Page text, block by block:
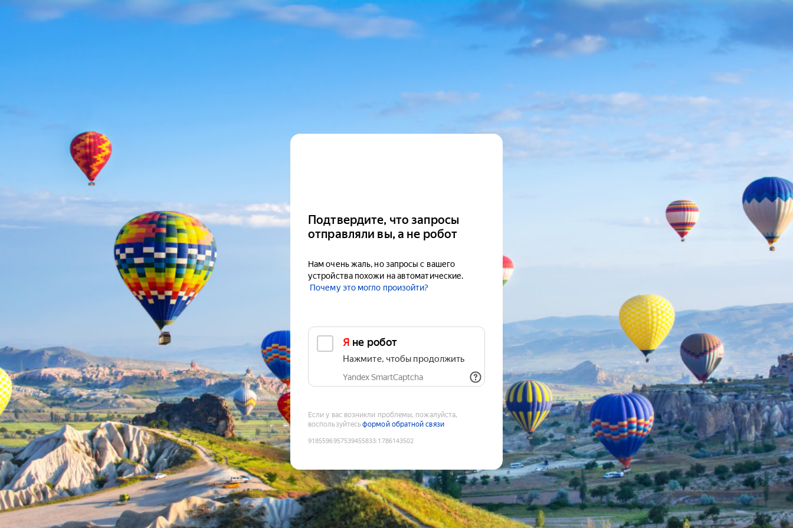
Подтвердите, что запросы
отправляли вы, а не робот
Нам очень жаль, но запросы с вашего
устройства похожи на автоматические.
Почему это могло произойти?
Я не робот
Нажмите, чтобы продолжить
Yandex SmartCaptcha
Если у вас возникли проблемы, пожалуйста,
воспользуйтесьформой обратной связи
9185596957539455833:1786143502